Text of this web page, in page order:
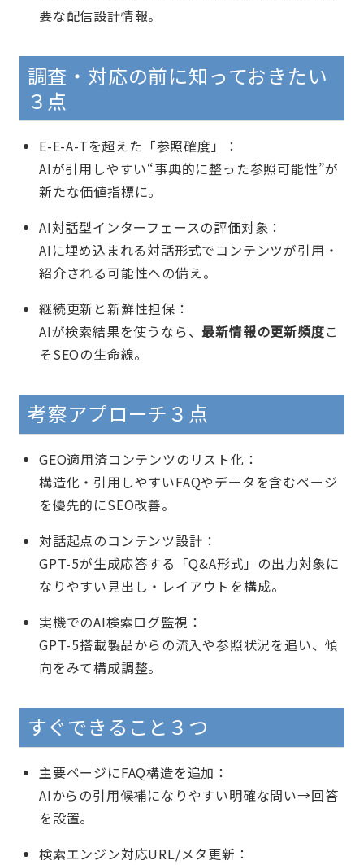
要な配信設計情報。
調査・対応の前に知っておきたい
３点
E-E-A-Tを超えた「参照確度」：
AIが引用しやすい“事典的に整った参照可能性”が
新たな価値指標に。
AI対話型インターフェースの評価対象：
AIに埋め込まれる対話形式でコンテンツが引用・
紹介される可能性への備え。
継続更新と新鮮性担保：
AIが検索結果を使うなら、最新情報の更新頻度こ
そSEOの生命線。
考察アプローチ３点
GEO適用済コンテンツのリスト化：
構造化・引用しやすいFAQやデータを含むページ
を優先的にSEO改善。
対話起点のコンテンツ設計：
GPT-5が生成応答する「Q&A形式」の出力対象に
なりやすい見出し・レイアウトを構成。
実機でのAI検索ログ監視：
GPT-5搭載製品からの流入や参照状況を追い、傾
向をみて構成調整。
すぐできること３つ
主要ページにFAQ構造を追加：
AIからの引用候補になりやすい明確な問い→回答
を設置。
検索エンジン対応URL/メタ更新：